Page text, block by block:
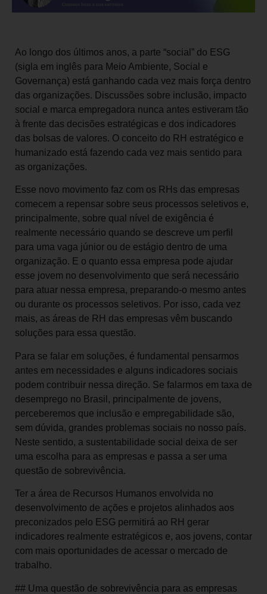
Ao longo dos últimos anos, a parte “social” do ESG
(sigla em inglês para Meio Ambiente, Social e
Governança) está ganhando cada vez mais força dentro
das organizações. Discussões sobre inclusão, impacto
social e marca empregadora nunca antes estiveram tão
à frente das decisões estratégicas e dos indicadores
das bolsas de valores. O conceito do RH estratégico e
humanizado está fazendo cada vez mais sentido para
as organizações.
Esse novo movimento faz com os RHs das empresas
comecem a repensar sobre seus processos seletivos e,
principalmente, sobre qual nível de exigência é
realmente necessário quando se descreve um perfil
para uma vaga júnior ou de estágio dentro de uma
organização. E o quanto essa empresa pode ajudar
esse jovem no desenvolvimento que será necessário
para atuar nessa empresa, preparando-o mesmo antes
ou durante os processos seletivos. Por isso, cada vez
mais, as áreas de RH das empresas vêm buscando
soluções para essa questão.
Para se falar em soluções, é fundamental pensarmos
antes em necessidades e alguns indicadores sociais
podem contribuir nessa direção. Se falarmos em taxa de
desemprego no Brasil, principalmente de jovens,
perceberemos que inclusão e empregabilidade são,
sem dúvida, grandes problemas sociais no nosso país.
Neste sentido, a sustentabilidade social deixa de ser
uma escolha para as empresas e passa a ser uma
questão de sobrevivência.
Ter a área de Recursos Humanos envolvida no
desenvolvimento de ações e projetos alinhados aos
preconizados pelo ESG permitirá ao RH gerar
indicadores realmente estratégicos e, aos jovens, contar
com mais oportunidades de acessar o mercado de
trabalho.
## Uma questão de sobrevivência para as empresas